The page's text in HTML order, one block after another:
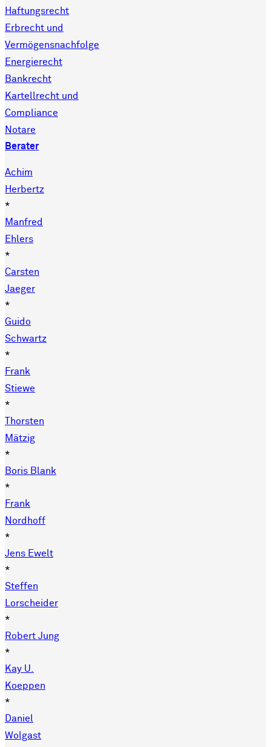
Haftungsrecht
Erbrecht und
Vermögensnachfolge
Energierecht
Bankrecht
Kartellrecht und
Compliance
Notare
Berater
Achim
Herbertz
*
Manfred
Ehlers
*
Carsten
Jaeger
*
Guido
Schwartz
*
Frank
Stiewe
*
Thorsten
Mätzig
*
Boris Blank
*
Frank
Nordhoff
*
Jens Ewelt
*
Steffen
Lorscheider
*
Robert Jung
*
Kay U.
Koeppen
*
Daniel
Wolgast